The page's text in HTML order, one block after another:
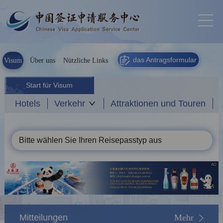
Visum Über uns Nützliche Links das Antragsformular
Start für Visum
Hotels Verkehr Attraktionen und Touren
Bitte wählen Sie Ihren Reisepasstyp aus
AD
Mitteilungen Mehr